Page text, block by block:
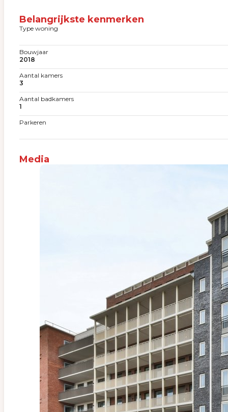
Belangrijkste kenmerken
Type woning
Bouwjaar
2018
Aantal kamers
3
Aantal badkamers
1
Parkeren
Media